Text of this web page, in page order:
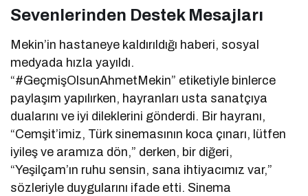
Sevenlerinden Destek Mesajları
Mekin’in hastaneye kaldırıldığı haberi, sosyal
medyada hızla yayıldı.
“#GeçmişOlsunAhmetMekin” etiketiyle binlerce
paylaşım yapılırken, hayranları usta sanatçıya
dualarını ve iyi dileklerini gönderdi. Bir hayranı,
“Cemşit’imiz, Türk sinemasının koca çınarı, lütfen
iyileş ve aramıza dön,” derken, bir diğeri,
“Yeşilçam’ın ruhu sensin, sana ihtiyacımız var,”
sözleriyle duygularını ifade etti. Sinema